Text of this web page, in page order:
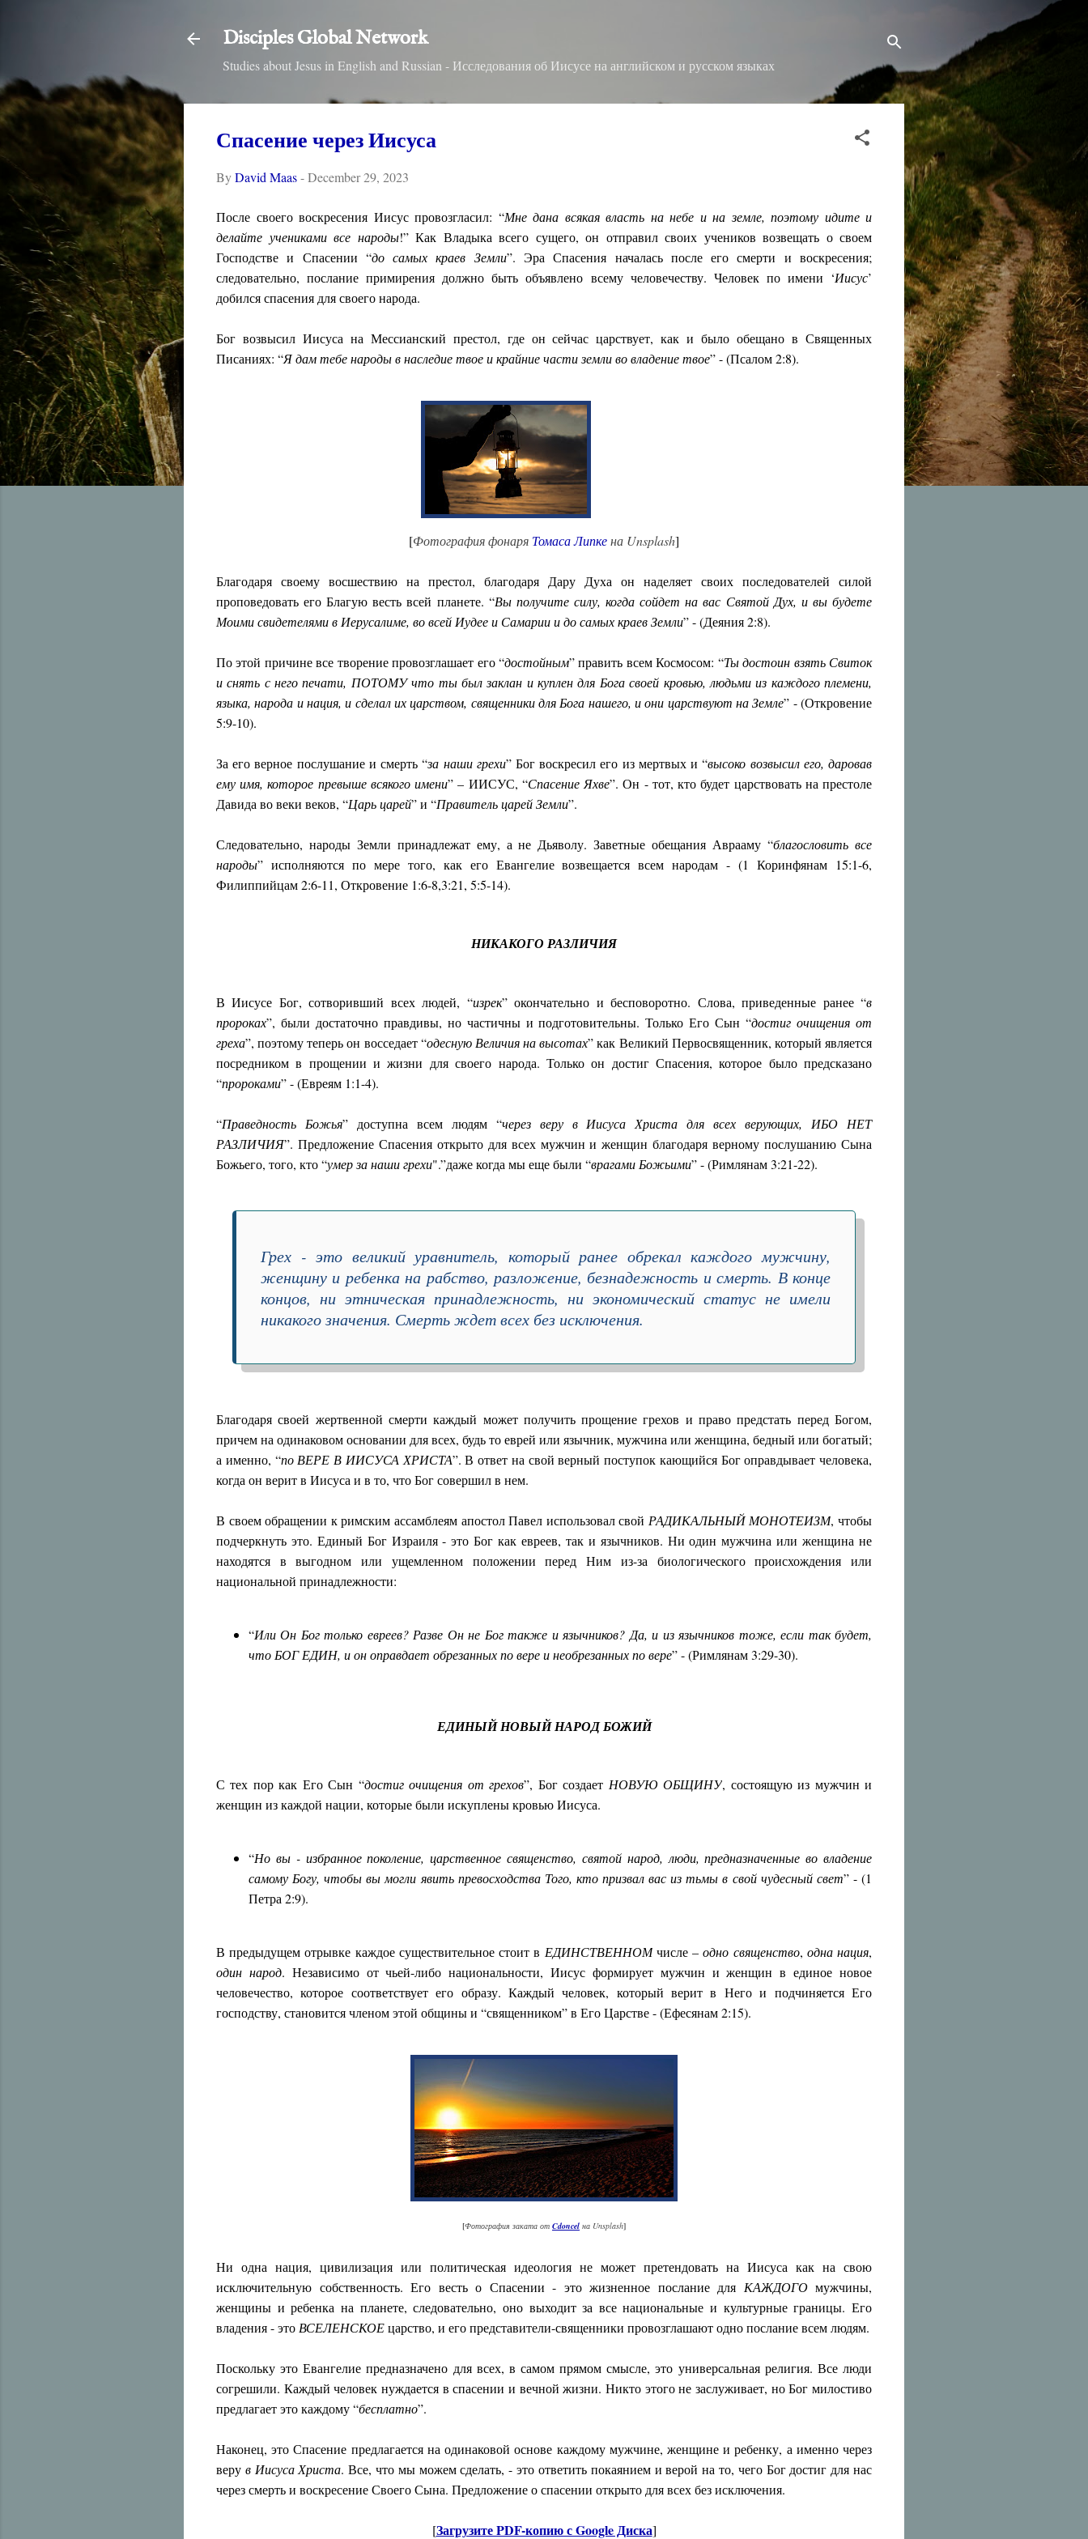
Disciples Global Network
Studies about Jesus in English and Russian - Исследования об Иисусе на английском и русском языках
Спасение через Иисуса
ByDavid Maas-December 29, 2023
После своего воскресения Иисус провозгласил: “Мне дана всякая власть на небе и на земле, поэтому идите и
делайте учениками все народы!” Как Владыка всего сущего, он отправил своих учеников возвещать о своем
Господстве и Спасении “до самых краев Земли”. Эра Спасения началась после его смерти и воскресения;
следовательно, послание примирения должно быть объявлено всему человечеству. Человек по имени ‘Иисус’
добился спасения для своего народа.
Бог возвысил Иисуса на Мессианский престол, где он сейчас царствует, как и было обещано в Священных
Писаниях: “Я дам тебе народы в наследие твое и крайние части земли во владение твое” - (Псалом 2:8).
[Фотография фонаря Томаса Липкена Unsplash]
Благодаря своему восшествию на престол, благодаря Дару Духа он наделяет своих последователей силой
проповедовать его Благую весть всей планете. “Вы получите силу, когда сойдет на вас Святой Дух, и вы будете
Моими свидетелями в Иерусалиме, во всей Иудее и Самарии и до самых краев Земли” - (Деяния 2:8).
По этой причине все творение провозглашает его “достойным” править всем Космосом: “Ты достоин взять Свиток
и снять с него печати, ПОТОМУ что ты был заклан и куплен для Бога своей кровью, людьми из каждого племени,
языка, народа и нация, и сделал их царством, священники для Бога нашего, и они царствуют на Земле” - (Откровение
5:9-10).
За его верное послушание и смерть “за наши грехи” Бог воскресил его из мертвых и “высоко возвысил его, даровав
ему имя, которое превыше всякого имени” – ИИСУС, “Спасение Яхве”. Он - тот, кто будет царствовать на престоле
Давида во веки веков, “Царь царей” и “Правитель царей Земли”.
Следовательно, народы Земли принадлежат ему, а не Дьяволу. Заветные обещания Аврааму “благословить все
народы” исполняются по мере того, как его Евангелие возвещается всем народам - (1 Коринфянам 15:1-6,
Филиппийцам 2:6-11, Откровение 1:6-8,3:21, 5:5-14).
НИКАКОГО РАЗЛИЧИЯ
В Иисусе Бог, сотворивший всех людей, “изрек” окончательно и бесповоротно. Слова, приведенные ранее “в
пророках”, были достаточно правдивы, но частичны и подготовительны. Только Его Сын “достиг очищения от
греха”, поэтому теперь он восседает “одесную Величия на высотах” как Великий Первосвященник, который является
посредником в прощении и жизни для своего народа. Только он достиг Спасения, которое было предсказано
“пророками” - (Евреям 1:1-4).
“Праведность Божья” доступна всем людям “через веру в Иисуса Христа для всех верующих, ИБО НЕТ
РАЗЛИЧИЯ”. Предложение Спасения открыто для всех мужчин и женщин благодаря верному послушанию Сына
Божьего, того, кто “умер за наши грехи".”даже когда мы еще были “врагами Божьими” - (Римлянам 3:21-22).
Грех - это великий уравнитель, который ранее обрекал каждого мужчину,
женщину и ребенка на рабство, разложение, безнадежность и смерть. В конце
концов, ни этническая принадлежность, ни экономический статус не имели
никакого значения. Смерть ждет всех без исключения.
Благодаря своей жертвенной смерти каждый может получить прощение грехов и право предстать перед Богом,
причем на одинаковом основании для всех, будь то еврей или язычник, мужчина или женщина, бедный или богатый;
а именно, “по ВЕРЕ В ИИСУСА ХРИСТА”. В ответ на свой верный поступок кающийся Бог оправдывает человека,
когда он верит в Иисуса и в то, что Бог совершил в нем.
В своем обращении к римским ассамблеям апостол Павел использовал свой РАДИКАЛЬНЫЙ МОНОТЕИЗМ, чтобы
подчеркнуть это. Единый Бог Израиля - это Бог как евреев, так и язычников. Ни один мужчина или женщина не
находятся в выгодном или ущемленном положении перед Ним из-за биологического происхождения или
национальной принадлежности:
“Или Он Бог только евреев? Разве Он не Бог также и язычников? Да, и из язычников тоже, если так будет,
что БОГ ЕДИН, и он оправдает обрезанных по вере и необрезанных по вере” - (Римлянам 3:29-30).
ЕДИНЫЙ НОВЫЙ НАРОД БОЖИЙ
С тех пор как Его Сын “достиг очищения от грехов”, Бог создает НОВУЮ ОБЩИНУ, состоящую из мужчин и
женщин из каждой нации, которые были искуплены кровью Иисуса.
“Но вы - избранное поколение, царственное священство, святой народ, люди, предназначенные во владение
самому Богу, чтобы вы могли явить превосходства Того, кто призвал вас из тьмы в свой чудесный свет” - (1
Петра 2:9).
В предыдущем отрывке каждое существительное стоит в ЕДИНСТВЕННОМчисле –одно священство, одна нация,
один народ. Независимо от чьей-либо национальности, Иисус формирует мужчин и женщин в единое новое
человечество, которое соответствует его образу. Каждый человек, который верит в Него и подчиняется Его
господству, становится членом этой общины и “священником” в Его Царстве - (Ефесянам 2:15).
[Фотография заката от Cdoncel на Unsplash]
Ни одна нация, цивилизация или политическая идеология не может претендовать на Иисуса как на свою
исключительную собственность. Его весть о Спасении - это жизненное послание для КАЖДОГОмужчины,
женщины и ребенка на планете, следовательно, оно выходит за все национальные и культурные границы. Его
владения - это ВСЕЛЕНСКОЕцарство, и его представители-священники провозглашают одно послание всем людям.
Поскольку это Евангелие предназначено для всех, в самом прямом смысле, это универсальная религия. Все люди
согрешили. Каждый человек нуждается в спасении и вечной жизни. Никто этого не заслуживает, но Бог милостиво
предлагает это каждому “бесплатно”.
Наконец, это Спасение предлагается на одинаковой основе каждому мужчине, женщине и ребенку, а именно через
веру в Иисуса Христа. Все, что мы можем сделать, - это ответить покаянием и верой на то, чего Бог достиг для нас
через смерть и воскресение Своего Сына. Предложение о спасении открыто для всех без исключения.
[Загрузите PDF-копию с Google Диска]